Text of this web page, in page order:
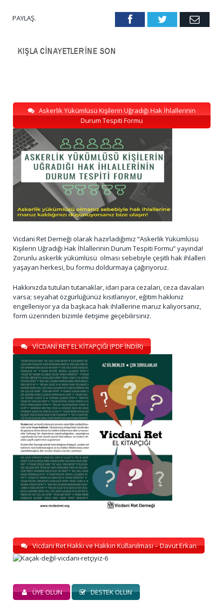
PAYLAŞ. FacebookTwitter Email
Askerlik Yükümlüsü Kişilerin Uğradığı Hak İhlallerinin
Durum Tespiti Formu
Vicdani Ret Derneği olarak hazırladığımız “Askerlik Yükümlüsü
Kişilerin Uğradığı Hak İhlallerinin Durum Tespiti Formu” yayında!
Zorunlu askerlik yükümlüsü olması sebebiyle çeşitli hak ihlalleri
yaşayan herkesi, bu formu doldurmaya çağırıyoruz.
Hakkınızda tutulan tutanaklar, idari para cezaları, ceza davaları
varsa; seyahat özgürlüğünüz kısıtlanıyor, eğitim hakkınız
engelleniyor ya da başkaca hak ihlallerine maruz kalıyorsanız,
form üzerinden bizimle iletişime geçebilirsiniz.
VİCDANİ RET EL KİTAPÇIĞI (PDF İNDİR)
Vicdani Ret Hakkı ve Hakkın Kullanılması – Davut Erkan
ÜYE OLUN DESTEK OLUN